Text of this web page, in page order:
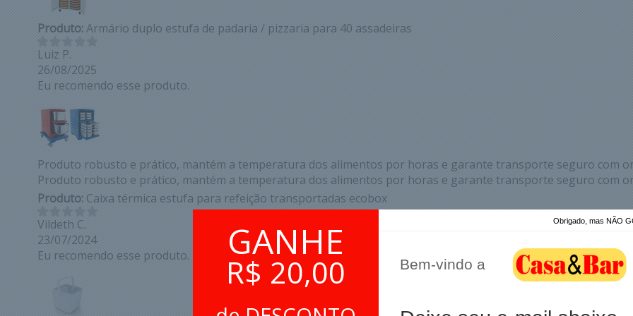
Obrigado, mas NÃO
GANHE
R$ 20,00 Bem-vindo a
Produto:Armário duplo estufa de padaria / pizzaria para 40 assadeiras
Luiz P.
26/08/2025
Eu recomendo esse produto.
Produto robusto e prático, mantém a temperatura dos alimentos por horas e garante transporte seguro com
Produto robusto e prático, mantém a temperatura dos alimentos por horas e garante transporte seguro com
Produto: Caixa térmica estufa para refeição transportadas ecobox
Vildeth C.
23/07/2024
Eu recomendo esse produto.